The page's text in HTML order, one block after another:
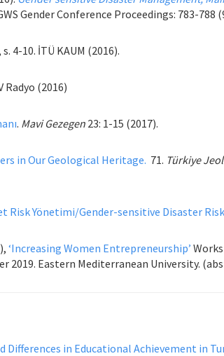
Gender Conference Proceedings: 783-788
4-10. İTÜ KAUM (2016).
Radyo (2016)
. Mavi Gezegen 23: 1-15 (2017).
in Our Geological Heritage. 71. Türkiye
Risk Yönetimi/Gender-sensitive Disaster
‘Increasing Women Entrepreneurship’
2019. Eastern Mediterranean University.
Differences in Educational Achievement in